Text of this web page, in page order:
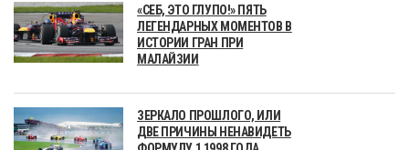
«СЕБ, ЭТО ГЛУПО!» ПЯТЬ
ЛЕГЕНДАРНЫХ МОМЕНТОВ В
ИСТОРИИ ГРАН ПРИ
МАЛАЙЗИИ
ЗЕРКАЛО ПРОШЛОГО, ИЛИ
ДВЕ ПРИЧИНЫ НЕНАВИДЕТЬ